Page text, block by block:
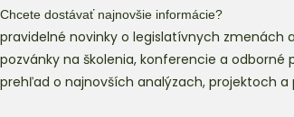
Chcete dostávať najnovšie informácie?
pravidelné novinky o legislatívnych zmenách
pozvánky na školenia, konferencie a odborné
prehľad o najnovších analýzach, projektoch a